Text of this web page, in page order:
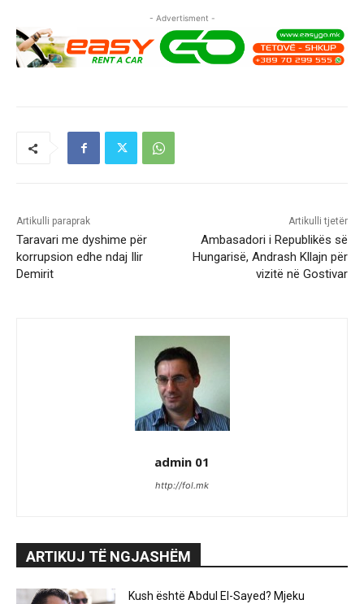
- Advertisment -
Artikulli paraprak
Taravari me dyshime për
korrupsion edhe ndaj Ilir
Demirit
Artikulli tjetër
Ambasadori i Republikës së
Hungarisë, Andrash Kllajn për
vizitë në Gostivar
admin 01
http://fol.mk
ARTIKUJ TË NGJASHËM
Kush është Abdul El-Sayed? Mjeku